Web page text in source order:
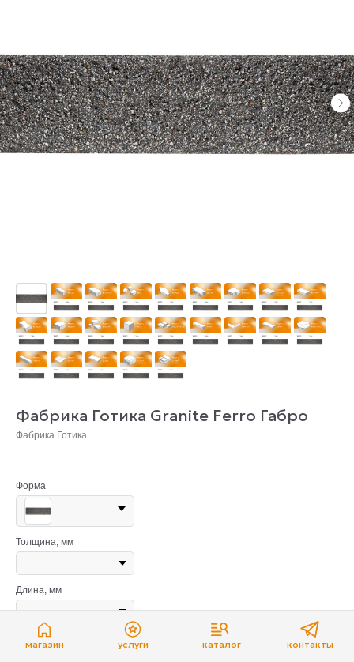
магазин услуги каталог контакты
Фабрика Готика Granite Ferro Габро
Фабрика Готика
Форма
Толщина, мм
Длина, мм
Ширина, мм